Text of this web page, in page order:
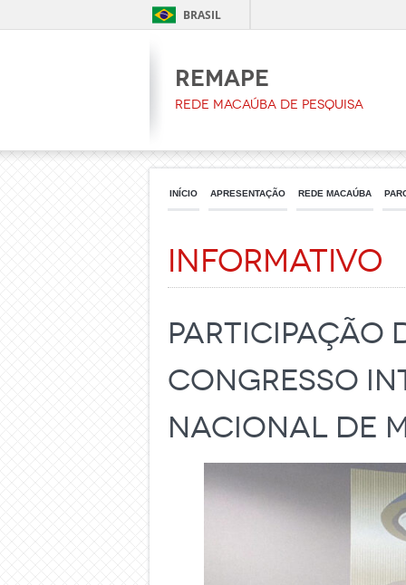
BRASIL
REMAPE
Rede Macaúba de Pesquisa
INÍCIO APRESENTAÇÃO REDE MACAÚBA
Informativo
Participação
Congresso
Nacional de